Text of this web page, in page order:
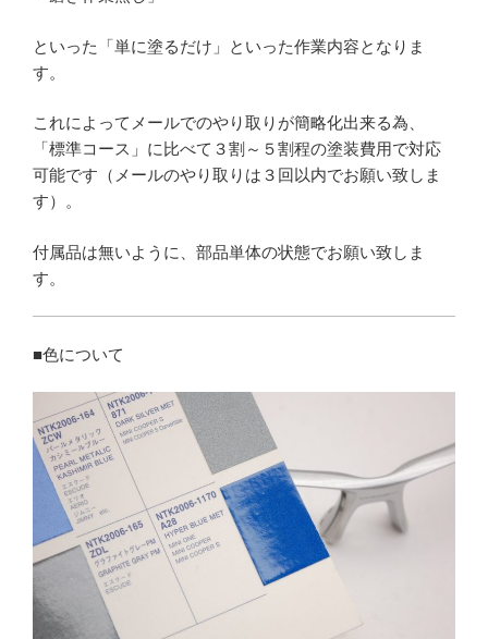
といった「単に塗るだけ」といった作業内容となりま
す。
これによってメールでのやり取りが簡略化出来る為、
「標準コース」に比べて３割～５割程の塗装費用で対応
可能です（メールのやり取りは３回以内でお願い致しま
す）。
付属品は無いように、部品単体の状態でお願い致しま
す。
■色について